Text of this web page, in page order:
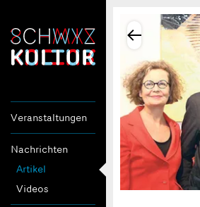
Veranstaltungen
Nachrichten
Artikel
Videos